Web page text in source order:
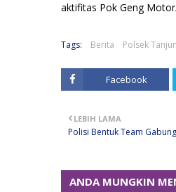
aktifitas Pok Geng
Tags: Berita Polsek
Facebook
LEBIH LAMA
Polisi Bentuk Team
ANDA MUNGKIN